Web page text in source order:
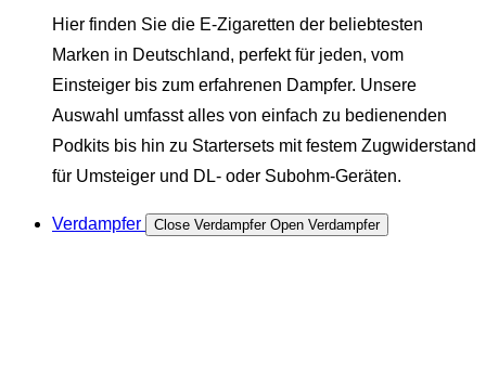
Hier finden Sie die E-Zigaretten der beliebtesten
Marken in Deutschland, perfekt für jeden, vom
Einsteiger bis zum erfahrenen Dampfer. Unsere
Auswahl umfasst alles von einfach zu bedienenden
Podkits bis hin zu Startersets mit festem Zugwiderstand
für Umsteiger und DL- oder Subohm-Geräten.
Verdampfer Close Verdampfer Open Verdampfer